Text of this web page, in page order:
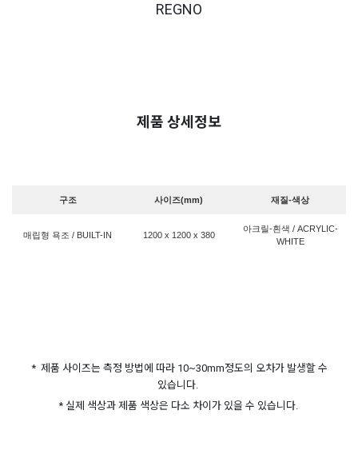
REGNO
제품 상세정보
구조 사이즈(mm) 재질-색상
매립형 욕조 / BUILT-IN 1200 x 1200 x 380
아크릴-흰색 / ACRYLIC-
WHITE
* 제품 사이즈는 측정 방법에 따라 10~30mm정도의 오차가 발생할 수
있습니다.
* 실제 색상과 제품 색상은 다소 차이가 있을 수 있습니다.